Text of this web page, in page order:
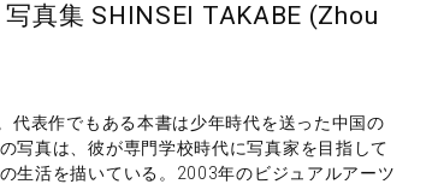
真集 SHINSEI TAKABE (Zhou
代表作でもある本書は少年時代を送った中国の
写真は、彼が専門学校時代に写真家を目指して
生活を描いている。2003年のビジュアルアーツ